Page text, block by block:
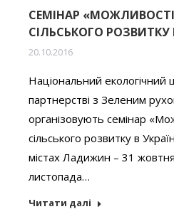
СЕМІНАР
СІЛЬСЬКОГО РОЗВИТКУ
20.10.2016
Національний екологічний
партнерстві з Зеленим
організовують семінар
сільського розвитку в
містах Ладижин – 31
листопада…
Читати далі